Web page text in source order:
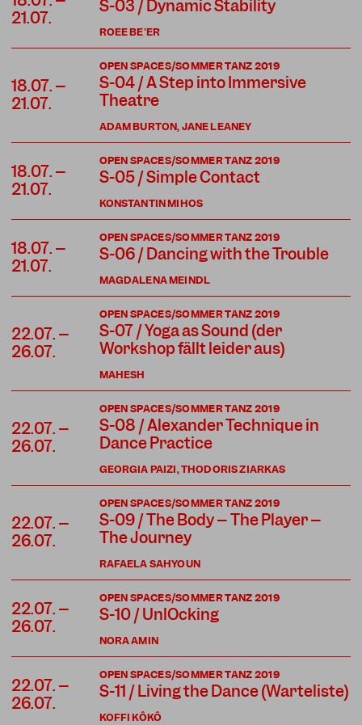
21.07.
ROEE BE'ER
S-03 / Dynamic Stability
18.07. –
21.07.
ADAM BURTON, JANE LEANEY
OPEN SPACES/SOMMER TANZ 2019
S-04 / A Step into Immersive
Theatre
18.07. –
21.07.
KONSTANTIN MIHOS
OPEN SPACES/SOMMER TANZ 2019
S-05 / Simple Contact
18.07. –
21.07.
MAGDALENA MEINDL
OPEN SPACES/SOMMER TANZ 2019
S-06 / Dancing with the Trouble
22.07. –
26.07.
MAHESH
OPEN SPACES/SOMMER TANZ 2019
S-07 / Yoga as Sound (der
Workshop fällt leider aus)
22.07. –
26.07.
GEORGIA PAIZI, THODORIS ZIARKAS
OPEN SPACES/SOMMER TANZ 2019
S-08 / Alexander Technique in
Dance Practice
22.07. –
26.07.
RAFAELA SAHYOUN
OPEN SPACES/SOMMER TANZ 2019
S-09 / The Body – The Player –
The Journey
22.07. –
26.07.
NORA AMIN
OPEN SPACES/SOMMER TANZ 2019
S-10 / UnlOcking
22.07. –
26.07.
KOFFI KÔKÔ
OPEN SPACES/SOMMER TANZ 2019
S-11 / Living the Dance (Warteliste)